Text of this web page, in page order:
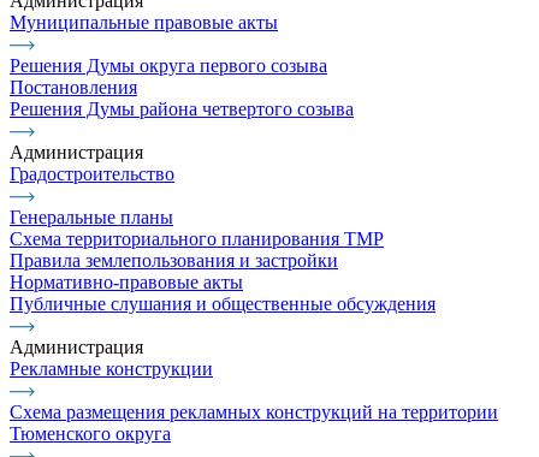
Муниципальные правовые акты
Решения Думы округа первого созыва
Постановления
Решения Думы района четвертого созыва
Администрация
Градостроительство
Генеральные планы
Схема территориального планирования ТМР
Правила землепользования и застройки
Нормативно-правовые акты
Публичные слушания и общественные обсуждения
Администрация
Рекламные конструкции
Схема размещения рекламных конструкций на территории
Тюменского округа